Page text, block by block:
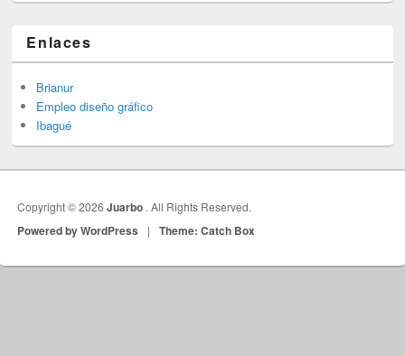
Enlaces
Brianur
Empleo diseño gráfico
Ibagué
Copyright © 2026Juarbo . All Rights Reserved.
Powered by WordPress | Theme: Catch Box